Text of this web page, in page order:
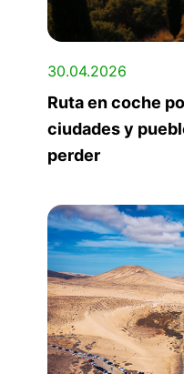
30.04.2026
Ruta en coche
ciudades y
perder